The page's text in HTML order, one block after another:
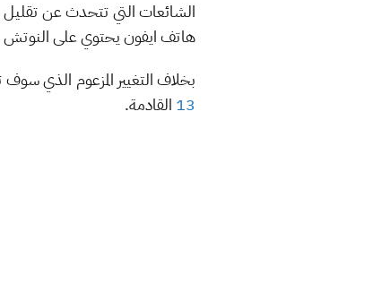
هاتف ايفون يحتوي على النوتش
بخلاف التغيير المزعوم الذي
13 القادمة.